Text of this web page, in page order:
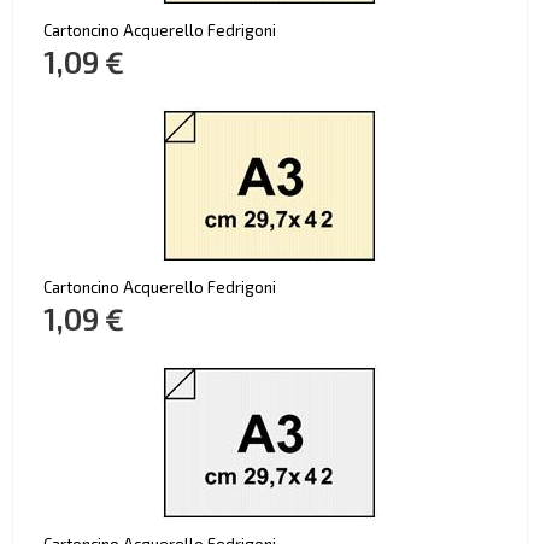
Cartoncino Acquerello Fedrigoni
1,09 €
Cartoncino Acquerello Fedrigoni
1,09 €